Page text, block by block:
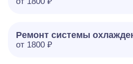
Ремонт системы
от 1800 ₽